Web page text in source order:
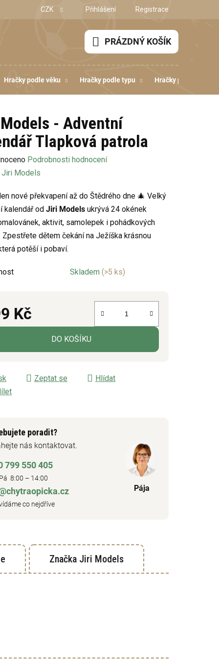
CZK Přihlášení Registrace
NÁKUPNÍ
KOŠÍK
PRÁZDNÝ KOŠÍK
Hračky podle věku Hračky podle typu Hračky podle
- Adventní
Tlapková patrola
Podrobnosti hodnocení
Jiri Models
nové překvapení až do Štědrého dne 🎄 Velký
kalendář od Jiri Models ukrývá 24 okének
aktivit, samolepek i pohádkových
Zpestřete dětem čekání na Ježíška krásnou
potěší i pobaví.
Skladem (>5 ks)
Kč
cena:
DO KOŠÍKU
Zeptat se
Hlídat
poradit?
nás kontaktovat.
799 550 405
8:00 – 14:00
co nejdříve
Pája
Značka Jiri Models